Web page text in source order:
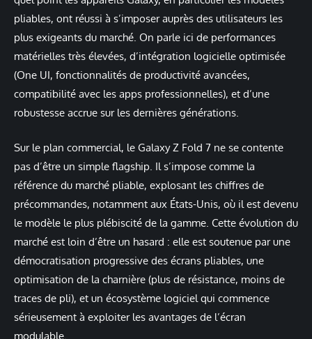
pliables, ont réussi à s’imposer auprès des utilisateurs les
plus exigeants du marché. On parle ici de performances
matérielles très élevées, d’intégration logicielle optimisée
(One UI, fonctionnalités de productivité avancées,
compatibilité avec les apps professionnelles), et d’une
robustesse accrue sur les dernières générations.
Sur le plan commercial, le Galaxy Z Fold 7 ne se contente
pas d’être un simple flagship. Il s’impose comme la
référence du marché pliable, explosant les chiffres de
précommandes, notamment aux États-Unis, où il est devenu
le modèle le plus plébiscité de la gamme. Cette évolution du
marché est loin d’être un hasard : elle est soutenue par une
démocratisation progressive des écrans pliables, une
optimisation de la charnière (plus de résistance, moins de
traces de pli), et un écosystème logiciel qui commence
sérieusement à exploiter les avantages de l’écran
modulable.